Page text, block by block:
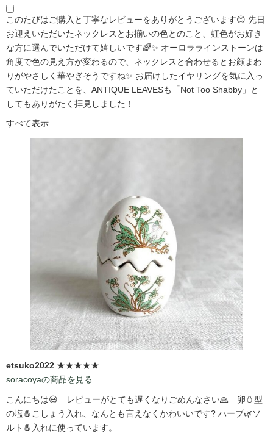
このたびはご購入と丁寧なレビューをありがとうございます😊 先日
お迎えいただいたネックレスとお揃いの色とのこと、虹色がお好き
な方に選んでいただけて嬉しいです🌈✨ オーロララインストーンは
角度で色の見え方が変わるので、ネックレスと合わせるとお顔まわ
りがやさしく華やぎそうですね✨ お届けしたイヤリングを気に入っ
ていただけたことを、ANTIQUE LEAVESも「Not Too Shabby」と
してもありがたく拝見しました！
すべて表示
etsuko2022 ★★★★★
soracoyaの商品を見る
こんにちは😃 レビューがとても遅くなりごめんなさい🙏 卵🥚型
の塩🧂こしょう入れ、なんとも言えなくかわいいです?️ ハーブ🌿ソ
ルト🧂入れに使っています。